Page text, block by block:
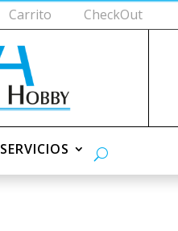
Carrito CheckOut
SERVICIOS